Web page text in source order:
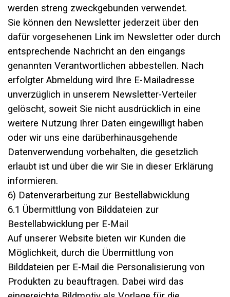
werden streng zweckgebunden verwendet.
Sie können den Newsletter jederzeit über den
dafür vorgesehenen Link im Newsletter oder durch
entsprechende Nachricht an den eingangs
genannten Verantwortlichen abbestellen. Nach
erfolgter Abmeldung wird Ihre E-Mailadresse
unverzüglich in unserem Newsletter-Verteiler
gelöscht, soweit Sie nicht ausdrücklich in eine
weitere Nutzung Ihrer Daten eingewilligt haben
oder wir uns eine darüberhinausgehende
Datenverwendung vorbehalten, die gesetzlich
erlaubt ist und über die wir Sie in dieser Erklärung
informieren.
6) Datenverarbeitung zur Bestellabwicklung
6.1 Übermittlung von Bilddateien zur
Bestellabwicklung per E-Mail
Auf unserer Website bieten wir Kunden die
Möglichkeit, durch die Übermittlung von
Bilddateien per E-Mail die Personalisierung von
Produkten zu beauftragen. Dabei wird das